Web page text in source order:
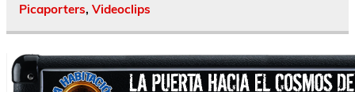
Picaporters, Videoclips